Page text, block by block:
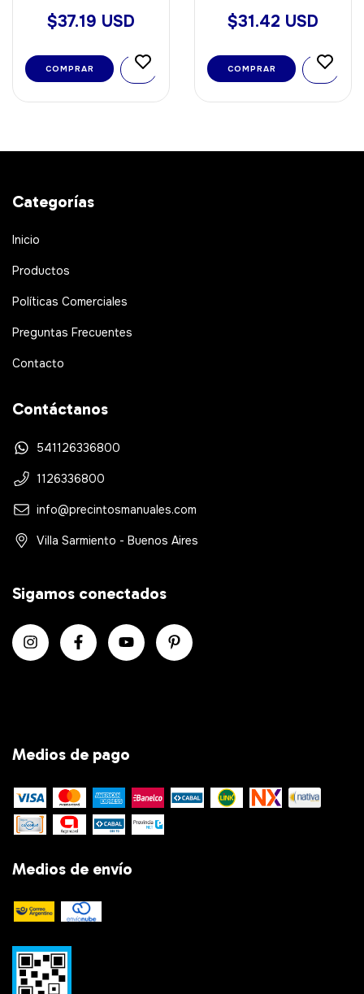
$37.19 USD
COMPRAR
$31.42 USD
COMPRAR
Categorías
Inicio
Productos
Políticas Comerciales
Preguntas Frecuentes
Contacto
Contáctanos
541126336800
1126336800
info@precintosmanuales.com
Villa Sarmiento - Buenos Aires
Sigamos conectados
Medios de pago
Medios de envío